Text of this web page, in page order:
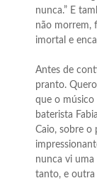
nunca.” E
não morrem,
imortal e
Antes de
pranto.
que o músico
baterista
Caio, sobre o
nunca vi uma
tanto, e outra